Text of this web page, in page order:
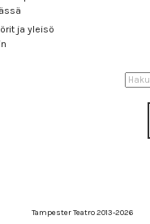
ja yleisö
HAKU:
Tampester Teatro 2013-2026